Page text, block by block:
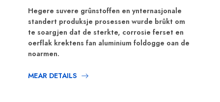
Hegere suvere grûnstoffen en ynternasjonale
standert produksje prosessen wurde brûkt om
te soargjen dat de sterkte, corrosie ferset en
oerflak krektens fan aluminium foldogge oan de
noarmen.
MEAR DETAILS